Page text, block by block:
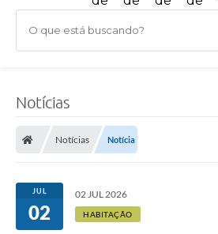
O que está buscando?
Notícias
Notícias Notícia
JUL
02
02 JUL 2026
HABITAÇÃO